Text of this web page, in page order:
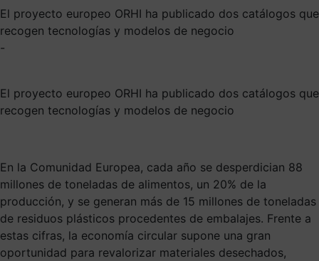
El proyecto europeo ORHI ha publicado dos catálogos que
recogen tecnologías y modelos de negocio
-
El proyecto europeo ORHI ha publicado dos catálogos que
recogen tecnologías y modelos de negocio
En la Comunidad Europea, cada año se desperdician 88
millones de toneladas de alimentos, un 20% de la
producción, y se generan más de 15 millones de toneladas
de residuos plásticos procedentes de embalajes. Frente a
estas cifras, la economía circular supone una gran
oportunidad para revalorizar materiales desechados,